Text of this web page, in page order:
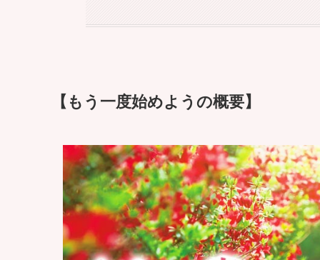
【もう一度始めようの概要】